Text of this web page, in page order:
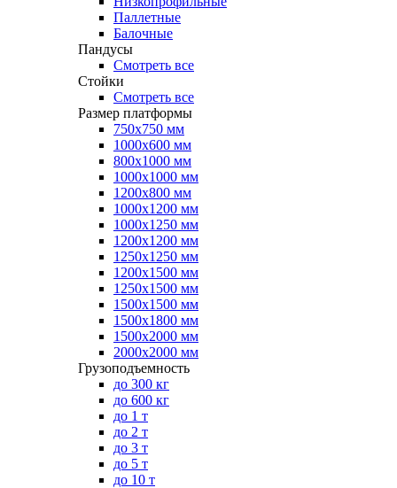
Паллетные
Балочные
Пандусы
Смотреть все
Стойки
Смотреть все
Размер платформы
750х750 мм
1000х600 мм
800х1000 мм
1000х1000 мм
1200х800 мм
1000х1200 мм
1000х1250 мм
1200х1200 мм
1250х1250 мм
1200х1500 мм
1250х1500 мм
1500х1500 мм
1500х1800 мм
1500х2000 мм
2000х2000 мм
Грузоподъемность
до 300 кг
до 600 кг
до 1 т
до 2 т
до 3 т
до 5 т
до 10 т